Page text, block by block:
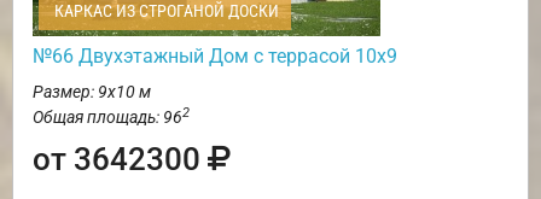
КАРКАС ИЗ СТРОГАНОЙ ДОСКИ
№66 Двухэтажный Дом с террасой 10х9
Размер: 9х10 м
Общая площадь: 962
от 3642300